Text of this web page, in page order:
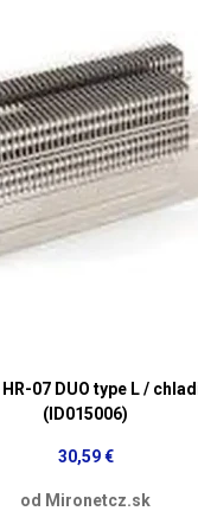
HR-07 DUO type L /
(ID015006)
30,59 €
od Mironetcz.sk